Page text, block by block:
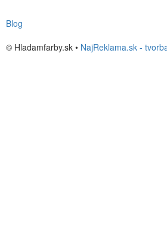
Blog
© Hladamfarby.sk • NajReklama.sk -